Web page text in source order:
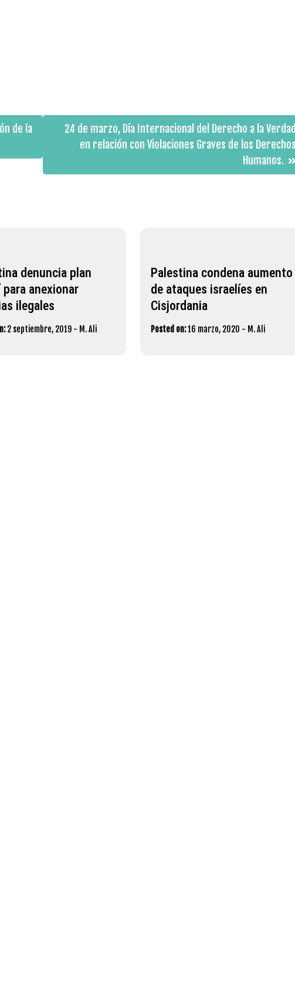
de la
24 de marzo, Día Internacional del Derecho a la Verdad
en relación con Violaciones Graves de los Derechos
Humanos.
denuncia plan
para anexionar
ilegales
2 septiembre, 2019- M. Ali
Palestina condena aumento
de ataques israelíes en
Cisjordania
Posted on:16 marzo, 2020 - M. Ali